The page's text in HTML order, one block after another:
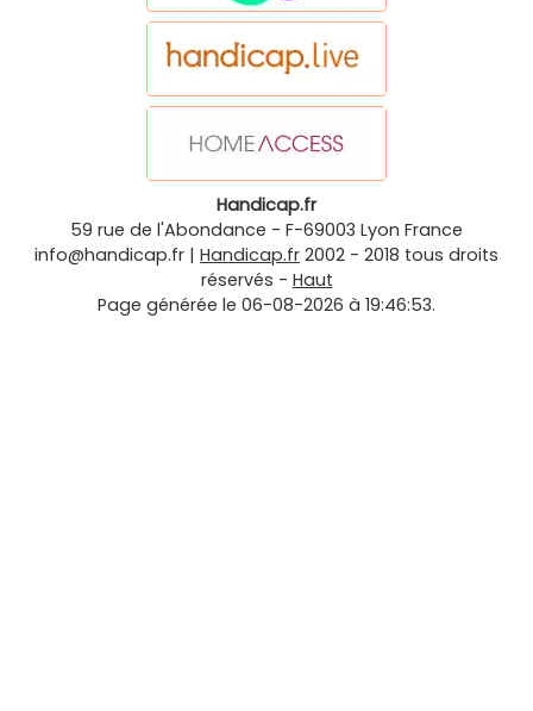
Handicap.fr
59 rue de l'Abondance - F-69003 Lyon France
info@handicap.fr | Handicap.fr 2002 - 2018 tous droits
réservés - Haut
Page générée le 06-08-2026 à 19:46:53.